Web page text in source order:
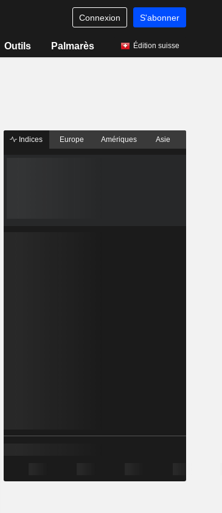
Connexion S'abonner
Outils Palmarès Édition suisse
Indices Europe Amériques Asie